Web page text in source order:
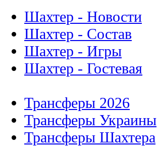
Шахтер - Новости
Шахтер - Состав
Шахтер - Игры
Шахтер - Гостевая
Трансферы 2026
Трансферы Украины
Трансферы Шахтера